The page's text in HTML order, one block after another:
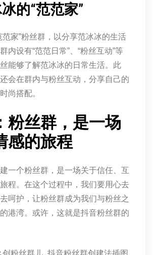
的“范范家”
范家”粉丝群，以分享范冰冰的生活
内设有“范范日常”、“粉丝互动”等
能够了解范冰冰的日常生活。此
会在群内与粉丝互动，分享自己的
尚搭配。
粉丝群，是一场
感的旅程
一个粉丝群，是一场关于信任、互
程。在这个过程中，我们要用心去
呵护，让粉丝群成为我们与粉丝之
港湾。或许，这就是抖音粉丝群的